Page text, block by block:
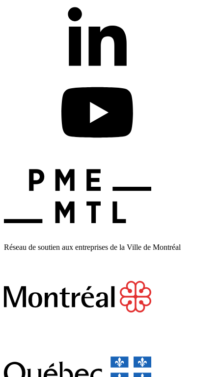
Réseau de soutien aux entreprises de la Ville de Montréal